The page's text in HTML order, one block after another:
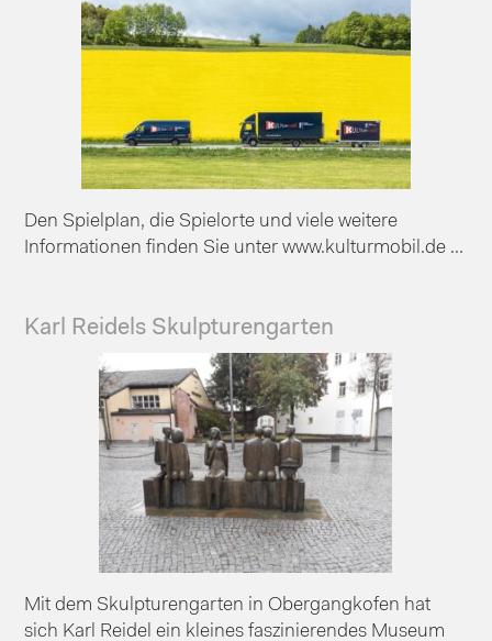
Den Spielplan, die Spielorte und viele weitere
Informationen finden Sie unter www.kulturmobil.de ...
Karl Reidels Skulpturengarten
Mit dem Skulpturengarten in Obergangkofen hat
sich Karl Reidel ein kleines faszinierendes Museum